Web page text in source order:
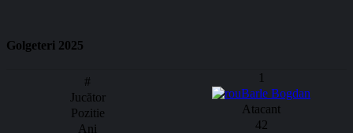
Golgeteri 2025
1
Barle Bogdan
Atacant
42